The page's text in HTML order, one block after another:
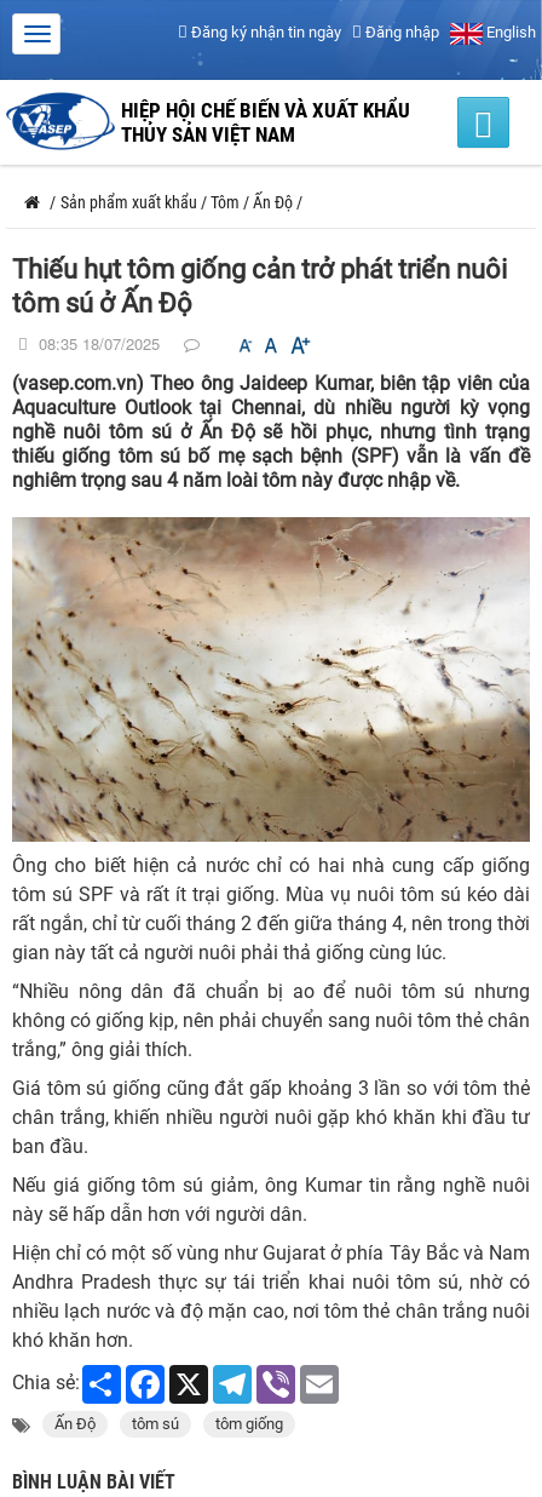
Đăng ký nhận tin ngày Đăng nhập English
HIỆP HỘI CHẾ BIẾN VÀ XUẤT KHẨU
THỦY SẢN VIỆT NAM
/ Sản phẩm xuất khẩu /Tôm /Ấn Độ /
Thiếu hụt tôm giống cản trở phát triển nuôi
tôm sú ở Ấn Độ
08:35 18/07/2025
(vasep.com.vn) Theo ông Jaideep Kumar, biên tập viên của
Aquaculture Outlook tại Chennai, dù nhiều người kỳ vọng
nghề nuôi tôm sú ở Ấn Độ sẽ hồi phục, nhưng tình trạng
thiếu giống tôm sú bố mẹ sạch bệnh (SPF) vẫn là vấn đề
nghiêm trọng sau 4 năm loài tôm này được nhập về.
Ông cho biết hiện cả nước chỉ có hai nhà cung cấp giống
tôm sú SPF và rất ít trại giống. Mùa vụ nuôi tôm sú kéo dài
rất ngắn, chỉ từ cuối tháng 2 đến giữa tháng 4, nên trong thời
gian này tất cả người nuôi phải thả giống cùng lúc.
“Nhiều nông dân đã chuẩn bị ao để nuôi tôm sú nhưng
không có giống kịp, nên phải chuyển sang nuôi tôm thẻ chân
trắng,” ông giải thích.
Giá tôm sú giống cũng đắt gấp khoảng 3 lần so với tôm thẻ
chân trắng, khiến nhiều người nuôi gặp khó khăn khi đầu tư
ban đầu.
Nếu giá giống tôm sú giảm, ông Kumar tin rằng nghề nuôi
này sẽ hấp dẫn hơn với người dân.
Hiện chỉ có một số vùng như Gujarat ở phía Tây Bắc và Nam
Andhra Pradesh thực sự tái triển khai nuôi tôm sú, nhờ có
nhiều lạch nước và độ mặn cao, nơi tôm thẻ chân trắng nuôi
khó khăn hơn.
Chia sẻ:
Share Facebook
X Telegram
Viber
Ấn Độ tôm sú tôm giống
BÌNH LUẬN BÀI VIẾT